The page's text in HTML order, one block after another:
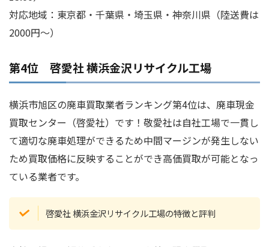
対応地域：東京都・千葉県・埼玉県・神奈川県（陸送費は
2000円～）
第4位 啓愛社 横浜金沢リサイクル工場
横浜市旭区の廃車買取業者ランキング第4位は、廃車現金
買取センター（啓愛社）です！敬愛社は自社工場で一貫し
て適切な廃車処理ができるため中間マージンが発生しない
ため買取価格に反映することができ高価買取が可能となっ
ている業者です。
啓愛社 横浜金沢リサイクル工場の特徴と評判